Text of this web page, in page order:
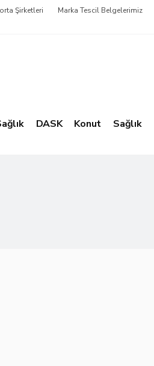
Şirketleri Marka Tescil Belgelerimiz
DASK Konut Sağlık